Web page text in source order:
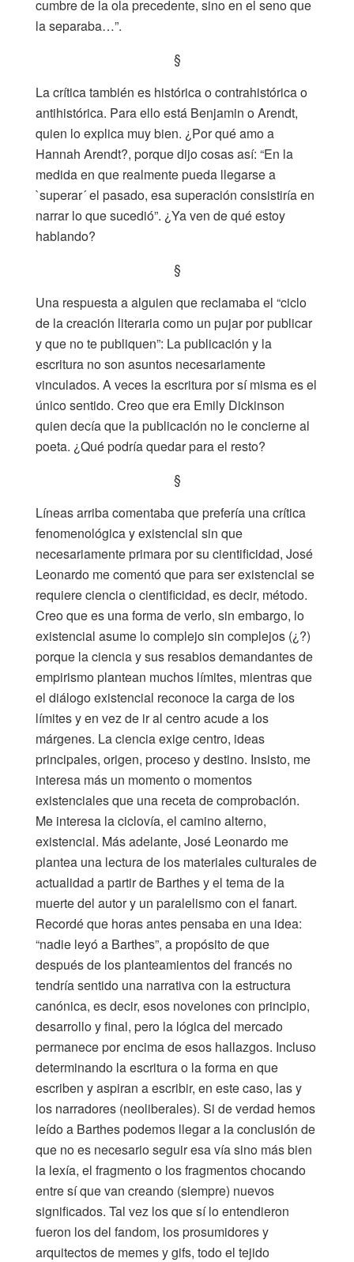
cumbre de la ola precedente, sino en el seno que
la separaba…”.
§
La crítica también es histórica o contrahistórica o
antihistórica. Para ello está Benjamin o Arendt,
quien lo explica muy bien. ¿Por qué amo a
Hannah Arendt?, porque dijo cosas así: “En la
medida en que realmente pueda llegarse a
`superar´ el pasado, esa superación consistiría en
narrar lo que sucedió”. ¿Ya ven de qué estoy
hablando?
§
Una respuesta a alguien que reclamaba el “ciclo
de la creación literaria como un pujar por publicar
y que no te publiquen”: La publicación y la
escritura no son asuntos necesariamente
vinculados. A veces la escritura por sí misma es el
único sentido. Creo que era Emily Dickinson
quien decía que la publicación no le concierne al
poeta. ¿Qué podría quedar para el resto?
§
Líneas arriba comentaba que prefería una crítica
fenomenológica y existencial sin que
necesariamente primara por su cientificidad, José
Leonardo me comentó que para ser existencial se
requiere ciencia o cientificidad, es decir, método.
Creo que es una forma de verlo, sin embargo, lo
existencial asume lo complejo sin complejos (¿?)
porque la ciencia y sus resabios demandantes de
empirismo plantean muchos límites, mientras que
el diálogo existencial reconoce la carga de los
límites y en vez de ir al centro acude a los
márgenes. La ciencia exige centro, ideas
principales, origen, proceso y destino. Insisto, me
interesa más un momento o momentos
existenciales que una receta de comprobación.
Me interesa la ciclovía, el camino alterno,
existencial. Más adelante, José Leonardo me
plantea una lectura de los materiales culturales de
actualidad a partir de Barthes y el tema de la
muerte del autor y un paralelismo con el fanart.
Recordé que horas antes pensaba en una idea:
“nadie leyó a Barthes”, a propósito de que
después de los planteamientos del francés no
tendría sentido una narrativa con la estructura
canónica, es decir, esos novelones con principio,
desarrollo y final, pero la lógica del mercado
permanece por encima de esos hallazgos. Incluso
determinando la escritura o la forma en que
escriben y aspiran a escribir, en este caso, las y
los narradores (neoliberales). Si de verdad hemos
leído a Barthes podemos llegar a la conclusión de
que no es necesario seguir esa vía sino más bien
la lexía, el fragmento o los fragmentos chocando
entre sí que van creando (siempre) nuevos
significados. Tal vez los que sí lo entendieron
fueron los del fandom, los prosumidores y
arquitectos de memes y gifs, todo el tejido